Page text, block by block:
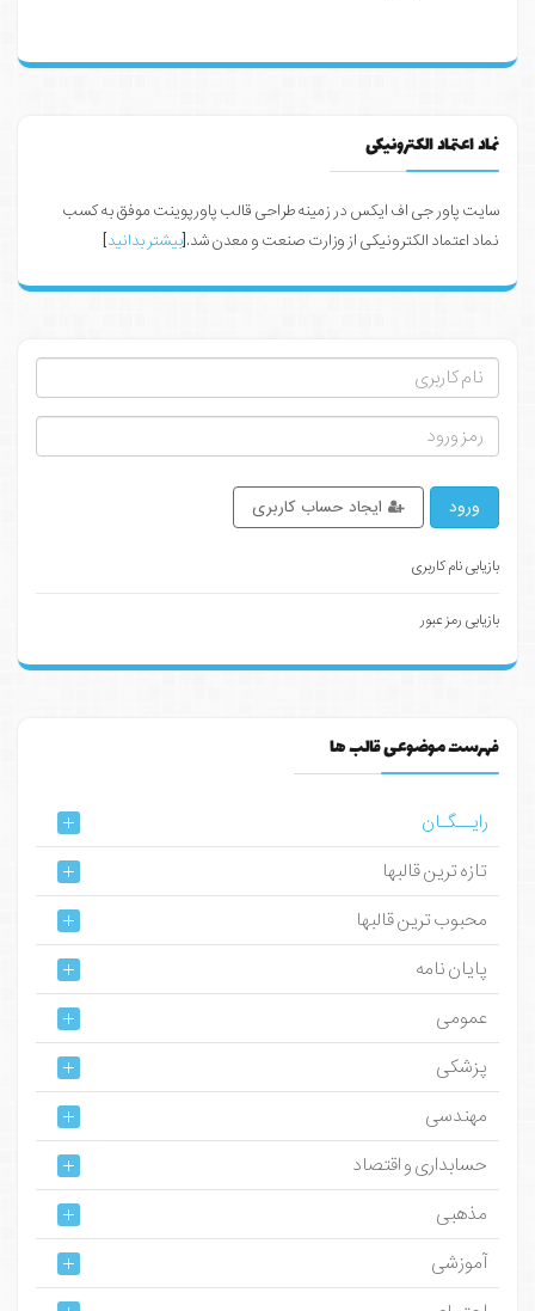
نماد اعتماد الکترونیکی
سایت پاور جی اف ایکس در زمینه طراحی قالب پاورپوینت موفق به کسب
نماد اعتماد الکترونیکی از وزارت صنعت و معدن شد.[بیشتر بدانید]
ورود ایجاد حساب کاربری
بازیابی نام کاربری
بازیابی رمز عبور
فهرست موضوعی قالب ها
رایــگـان
تازه ترین قالبها
محبوب ترین قالبها
پایان نامه
عمومی
پزشکی
مهندسی
حسابداری و اقتصاد
مذهبی
آموزشی